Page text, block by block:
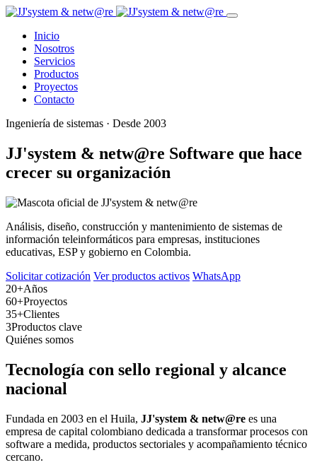
Inicio
Nosotros
Servicios
Productos
Proyectos
Contacto
Ingeniería de sistemas · Desde 2003
JJ'system & netw@re Software que hace
crecer su organización
Análisis, diseño, construcción y mantenimiento de sistemas de
información teleinformáticos para empresas, instituciones
educativas, ESP y gobierno en Colombia.
Solicitar cotización Ver productos activos WhatsApp
20+Años
60+Proyectos
35+Clientes
3Productos clave
Quiénes somos
Tecnología con sello regional y alcance
nacional
Fundada en 2003 en el Huila, JJ'system & netw@re es una
empresa de capital colombiano dedicada a transformar procesos con
software a medida, productos sectoriales y acompañamiento técnico
cercano.